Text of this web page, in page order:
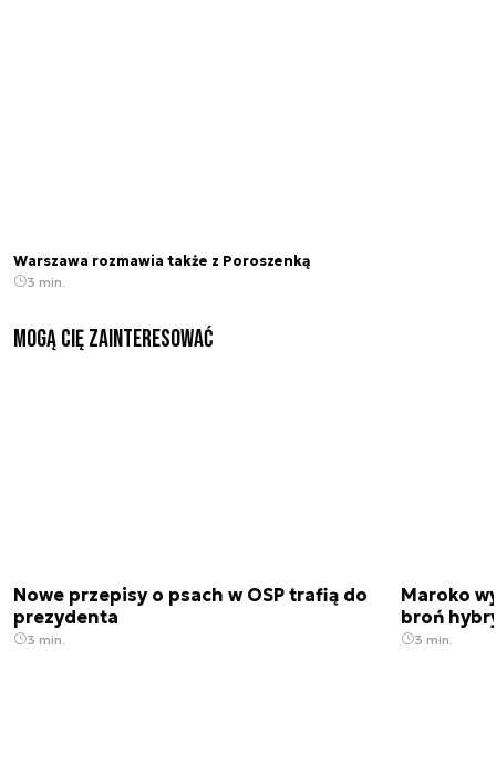
Warszawa rozmawia także z Poroszenką
3 min.
Mogą Cię zainteresować
Nowe przepisy o psach w OSP trafią do
prezydenta
3 min.
Maroko
broń
3 min.